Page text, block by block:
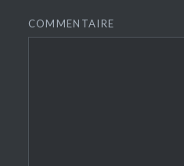
COMMENTAIRE